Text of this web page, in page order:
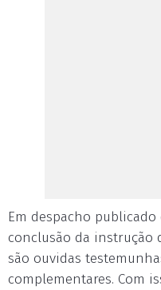
Em despacho
conclusão da instrução
são ouvidas
complementares. Com